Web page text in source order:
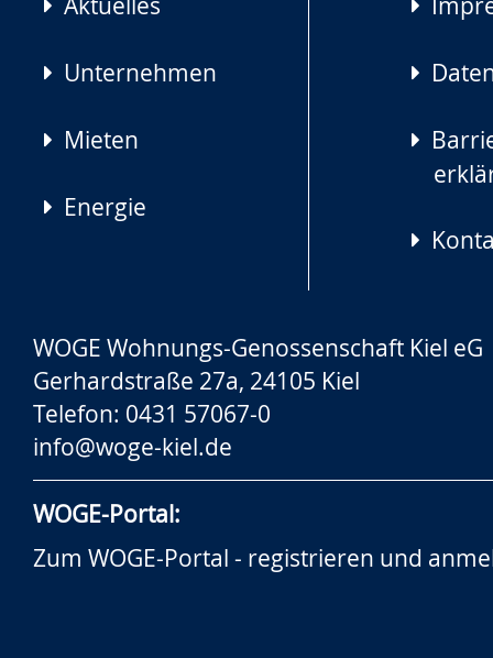
Unternehmen
Mieten
Energie
WOGE Wohnungs-Genossenschaft Kiel eG
Gerhardstraße 27a, 24105 Kiel
Telefon: 0431 57067-0
info@woge-kiel.de
WOGE-Portal:
Zum WOGE-Portal - registrieren und